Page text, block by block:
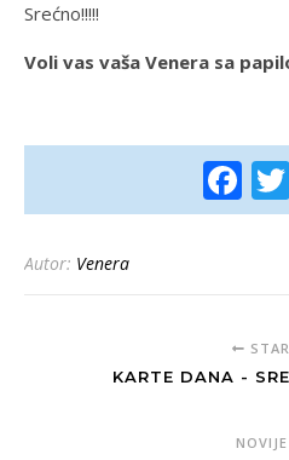
Srećno!!!!!
Voli vas vaša Venera sa
Autor: Venera
KARTE DANA -
NOVIJE